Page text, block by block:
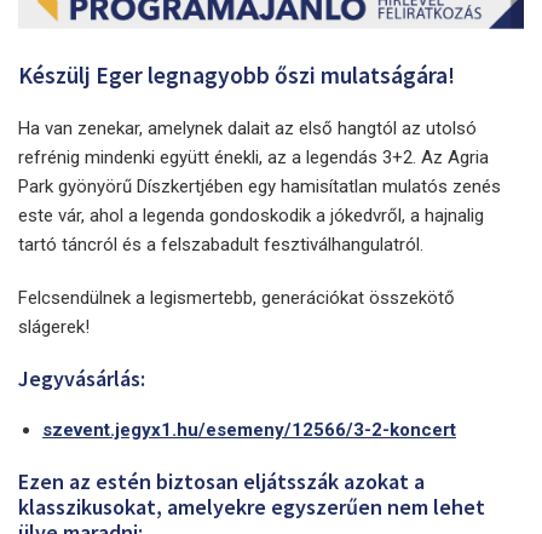
Készülj Eger legnagyobb őszi mulatságára!
Ha van zenekar, amelynek dalait az első hangtól az utolsó
refrénig mindenki együtt énekli, az a legendás 3+2. Az Agria
Park gyönyörű Díszkertjében egy hamisítatlan mulatós zenés
este vár, ahol a legenda gondoskodik a jókedvről, a hajnalig
tartó táncról és a felszabadult fesztiválhangulatról.
Felcsendülnek a legismertebb, generációkat összekötő
slágerek!
Jegyvásárlás:
szevent.jegyx1.hu/esemeny/12566/3-2-koncert
Ezen az estén biztosan eljátsszák azokat a
klasszikusokat, amelyekre egyszerűen nem lehet